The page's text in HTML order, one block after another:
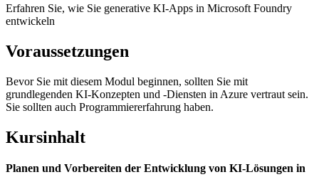
Erfahren Sie, wie Sie generative KI-Apps in Microsoft Foundry
entwickeln
Voraussetzungen
Bevor Sie mit diesem Modul beginnen, sollten Sie mit
grundlegenden KI-Konzepten und -Diensten in Azure vertraut sein.
Sie sollten auch Programmiererfahrung haben.
Kursinhalt
Planen und Vorbereiten der Entwicklung von KI-Lösungen in